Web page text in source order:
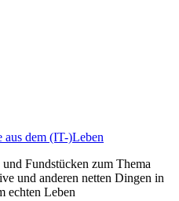
dem (IT-)Leben
Fundstücken zum Thema
und anderen netten Dingen in
echten Leben